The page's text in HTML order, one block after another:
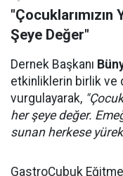
Şeye Değer"
Dernek Başkanı
etkinliklerin birlik ve
vurgulayarak,
her şeye değer.
sunan herkese
GastroÇubuk